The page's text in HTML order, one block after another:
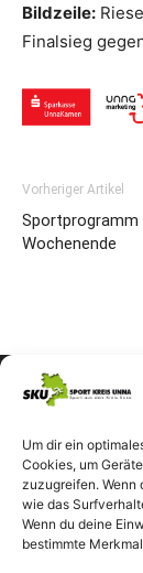
Um dir ein
Cookies, um
zuzugreifen. Wenn
wie das
Wenn du deine
bestimmte
Bildzeile:
Finalsieg
Vorheriger Artikel
Sportprogramm
Wochenende